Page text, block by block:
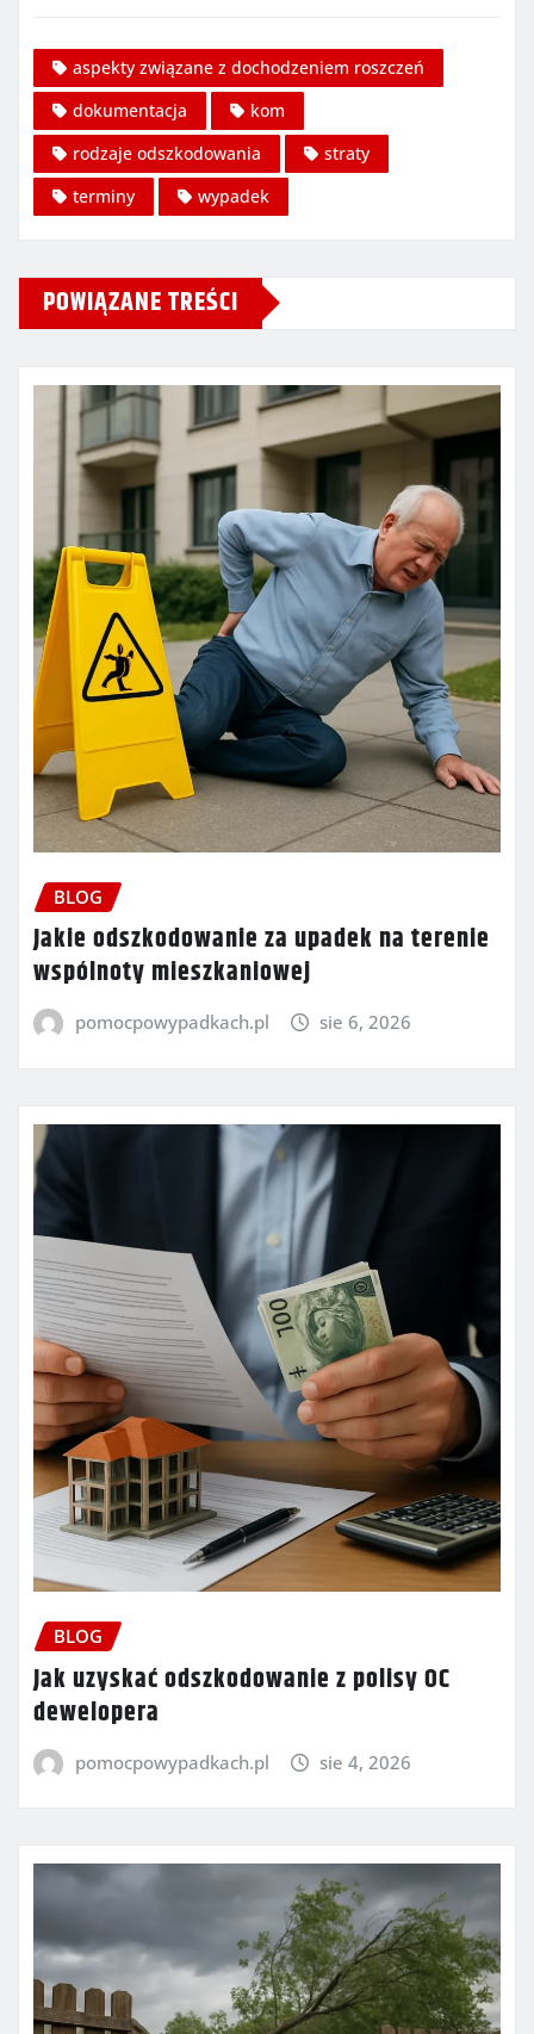
aspekty związane z dochodzeniem roszczeń
dokumentacja
kom
rodzaje odszkodowania
straty
terminy
wypadek
POWIĄZANE TREŚCI
BLOG
Jakie odszkodowanie za upadek na terenie
wspólnoty mieszkaniowej
pomocpowypadkach.pl sie 6, 2026
BLOG
Jak uzyskać odszkodowanie z polisy OC
dewelopera
pomocpowypadkach.pl sie 4, 2026